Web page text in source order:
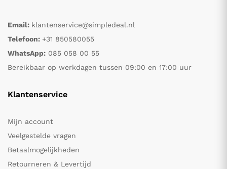
Email: klantenservice@simpledeal.nl
Telefoon: +31 850580055
WhatsApp: 085 058 00 55
Bereikbaar op werkdagen tussen 09:00 en 17:00 uur
Klantenservice
Mijn account
Veelgestelde vragen
Betaalmogelijkheden
Retourneren & Levertijd